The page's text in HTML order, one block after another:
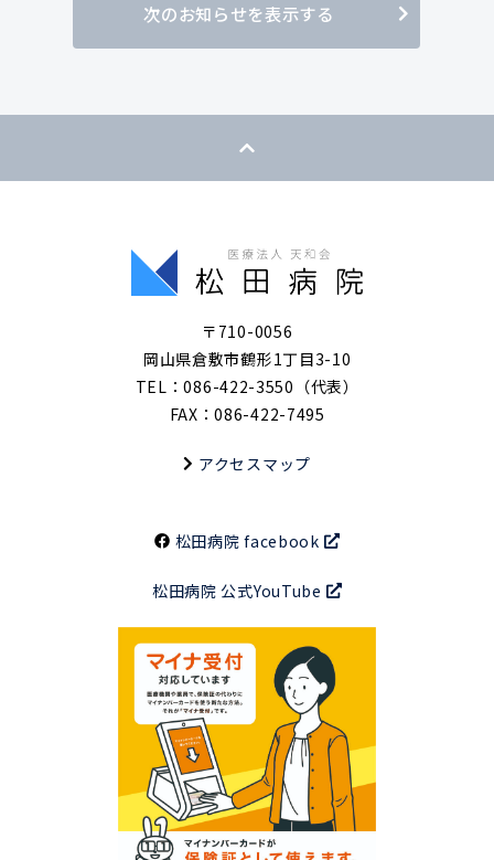
次のお知らせを表示する
〒710-0056
岡山県倉敷市鶴形1丁目3-10
TEL：086-422-3550（代表）
FAX：086-422-7495
アクセスマップ
松田病院 facebook
松田病院 公式YouTube